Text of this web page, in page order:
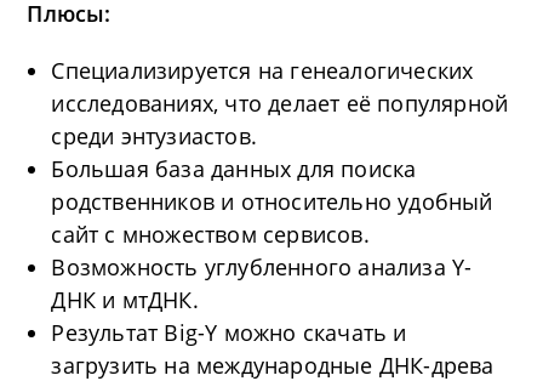
Плюсы:
Специализируется на генеалогических
исследованиях, что делает её популярной
среди энтузиастов.
Большая база данных для поиска
родственников и относительно удобный
сайт с множеством сервисов.
Возможность углубленного анализа Y-
ДНК и мтДНК.
Результат Big-Y можно скачать и
загрузить на международные ДНК-древа